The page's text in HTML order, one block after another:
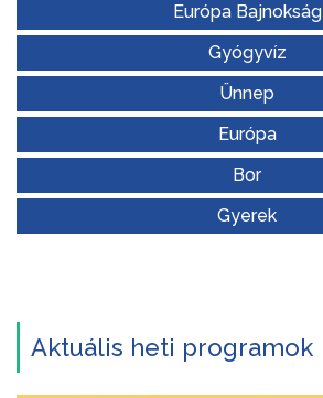
Európa Bajnokság
Gyógyvíz
Ünnep
Európa
Bor
Gyerek
Aktuális heti programok